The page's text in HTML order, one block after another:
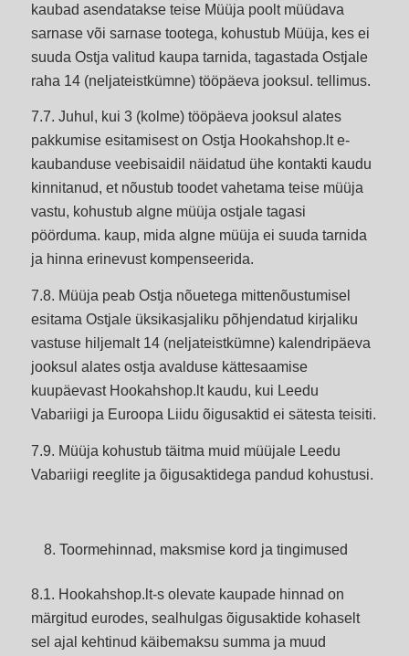
kaubad asendatakse teise Müüja poolt müüdava
sarnase või sarnase tootega, kohustub Müüja, kes ei
suuda Ostja valitud kaupa tarnida, tagastada Ostjale
raha 14 (neljateistkümne) tööpäeva jooksul. tellimus.
7.7. Juhul, kui 3 (kolme) tööpäeva jooksul alates
pakkumise esitamisest on Ostja Hookahshop.lt e-
kaubanduse veebisaidil näidatud ühe kontakti kaudu
kinnitanud, et nõustub toodet vahetama teise müüja
vastu, kohustub algne müüja ostjale tagasi
pöörduma. kaup, mida algne müüja ei suuda tarnida
ja hinna erinevust kompenseerida.
7.8. Müüja peab Ostja nõuetega mittenõustumisel
esitama Ostjale üksikasjaliku põhjendatud kirjaliku
vastuse hiljemalt 14 (neljateistkümne) kalendripäeva
jooksul alates ostja avalduse kättesaamise
kuupäevast Hookahshop.lt kaudu, kui Leedu
Vabariigi ja Euroopa Liidu õigusaktid ei sätesta teisiti.
7.9. Müüja kohustub täitma muid müüjale Leedu
Vabariigi reeglite ja õigusaktidega pandud kohustusi.
Toormehinnad, maksmise kord ja tingimused
8.1. Hookahshop.lt-s olevate kaupade hinnad on
märgitud eurodes, sealhulgas õigusaktide kohaselt
sel ajal kehtinud käibemaksu summa ja muud